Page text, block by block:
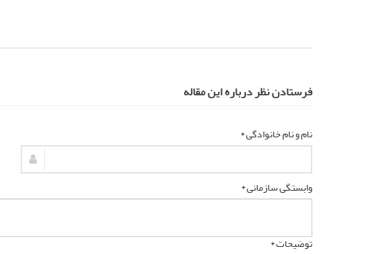
فرستادن نظر درباره این مقاله
نام و نام خانوادگی *
وابستگی سازمانی *
توضیحات *